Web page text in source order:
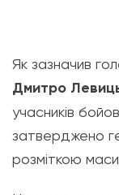
Як зазначив
Дмитро
учасників
затверджено
розміткою